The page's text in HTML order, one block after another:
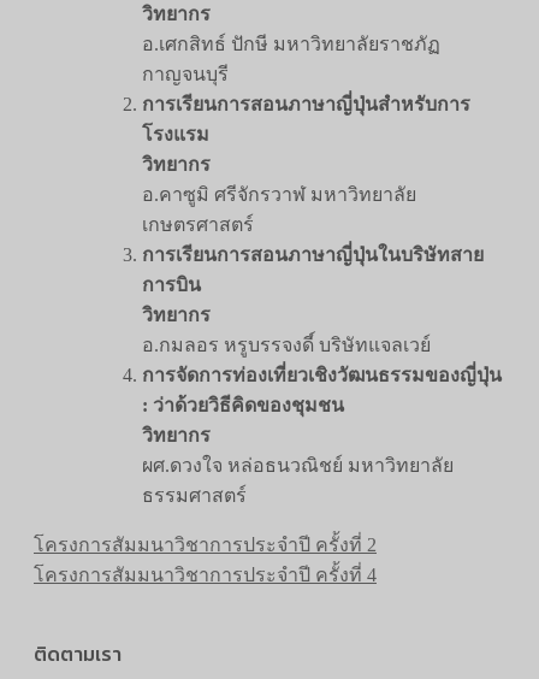
วิทยากร
อ.เศกสิทธ์ ปักษี มหาวิทยาลัยราชภัฏ
กาญจนบุรี
การเรียนการสอนภาษาญี่ปุ่นสำหรับการ
โรงแรม
วิทยากร
อ.คาซูมิ ศรีจักรวาฬ มหาวิทยาลัย
เกษตรศาสตร์
การเรียนการสอนภาษาญี่ปุ่นในบริษัทสาย
การบิน
วิทยากร
อ.กมลอร หรูบรรจงดี์ บริษัทแจลเวย์
การจัดการท่องเที่ยวเชิงวัฒนธรรมของญี่ปุ่น
: ว่าด้วยวิธีคิดของชุมชน
วิทยากร
ผศ.ดวงใจ หล่อธนวณิชย์ มหาวิทยาลัย
ธรรมศาสตร์
โครงการสัมมนาวิชาการประจำปี ครั้งที่ 2
โครงการสัมมนาวิชาการประจำปี ครั้งที่ 4
ติดตามเรา